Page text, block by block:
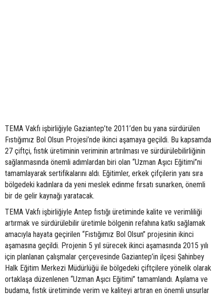
TEMA Vakfı işbirliğiyle Gaziantep’te 2011’den bu yana sürdürülen
Fıstığımız Bol Olsun Projesi’nde ikinci aşamaya geçildi. Bu kapsamda
27 çiftçi, fıstık üretiminin veriminin artırılması ve sürdürülebilirliğinin
sağlanmasında önemli adımlardan biri olan “Uzman Aşıcı Eğitimi”ni
tamamlayarak sertifikalarını aldı. Eğitimler, erkek çifçilerin yanı sıra
bölgedeki kadınlara da yeni meslek edinme fırsatı sunarken, önemli
bir de gelir kaynağı yaratacak.
TEMA Vakfı işbirliğiyle Antep fıstığı üretiminde kalite ve verimliliği
artırmak ve sürdürülebilir üretimle bölgenin refahına katkı sağlamak
amacıyla hayata geçirilen “Fıstığımız Bol Olsun” projesinin ikinci
aşamasına geçildi. Projenin 5 yıl sürecek ikinci aşamasında 2015 yılı
için planlanan çalışmalar çerçevesinde Gaziantep’in ilçesi Şahinbey
Halk Eğitim Merkezi Müdürlüğü ile bölgedeki çiftçilere yönelik olarak
ortaklaşa düzenlenen “Uzman Aşıcı Eğitimi” tamamlandı. Aşılama ve
budama, fıstık üretiminde verim ve kaliteyi artıran en önemli unsurlar